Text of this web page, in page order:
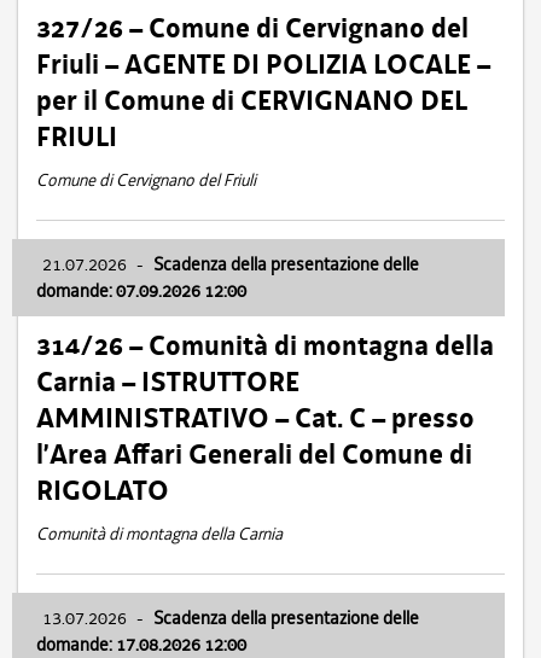
327/26 – Comune di Cervignano del
Friuli – AGENTE DI POLIZIA LOCALE –
per il Comune di CERVIGNANO DEL
FRIULI
Comune di Cervignano del Friuli
21.07.2026 - Scadenza della presentazione delle
domande: 07.09.2026 12:00
314/26 – Comunità di montagna della
Carnia – ISTRUTTORE
AMMINISTRATIVO – Cat. C – presso
l’Area Affari Generali del Comune di
RIGOLATO
Comunità di montagna della Carnia
13.07.2026 - Scadenza della presentazione delle
domande: 17.08.2026 12:00